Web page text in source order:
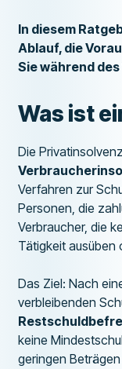
In diesem
Ablauf, die
Sie während
Was ist
Die
Verfahren zur
Personen, die
Verbraucher, die
Tätigkeit ausüben
Das Ziel: Nach
verbleibenden
keine
geringen